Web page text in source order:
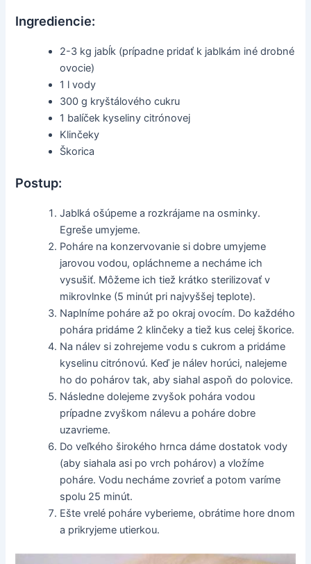
Ingrediencie:
2-3 kg jabĺk (prípadne pridať k jablkám iné drobné
ovocie)
1 l vody
300 g kryštálového cukru
1 balíček kyseliny citrónovej
Klinčeky
Škorica
Postup:
Jablká ošúpeme a rozkrájame na osminky.
Egreše umyjeme.
Poháre na konzervovanie si dobre umyjeme
jarovou vodou, opláchneme a necháme ich
vysušiť. Môžeme ich tiež krátko sterilizovať v
mikrovlnke (5 minút pri najvyššej teplote).
Naplníme poháre až po okraj ovocím. Do každého
pohára pridáme 2 klinčeky a tiež kus celej škorice.
Na nálev si zohrejeme vodu s cukrom a pridáme
kyselinu citrónovú. Keď je nálev horúci, nalejeme
ho do pohárov tak, aby siahal aspoň do polovice.
Následne dolejeme zvyšok pohára vodou
prípadne zvyškom nálevu a poháre dobre
uzavrieme.
Do veľkého širokého hrnca dáme dostatok vody
(aby siahala asi po vrch pohárov) a vložíme
poháre. Vodu necháme zovrieť a potom varíme
spolu 25 minút.
Ešte vrelé poháre vyberieme, obrátime hore dnom
a prikryjeme utierkou.